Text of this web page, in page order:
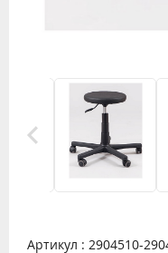
Артикул : 2904510-